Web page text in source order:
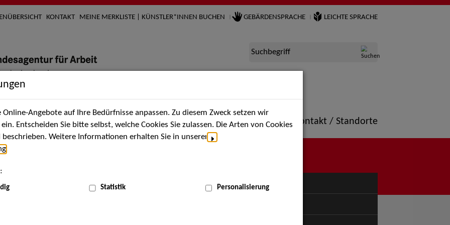
KONTAKT MEINE MERKLISTE | KÜNSTLER*INNEN BUCHEN GEBÄRDENSPRACHE LEICHTE SPRACHE
Suchbegriff
Künstler*innen Über uns Aktuelles Termine Portfolio Kontakt / Standorte
MENÜ
Angebote auf Ihre Bedürfnisse anpassen. Zu diesem Zweck setzen wir
Entscheiden Sie bitte selbst, welche Cookies Sie zulassen. Die Arten von Cookies
Weitere Informationen erhalten Sie in unserer
Statistik Personalisierung